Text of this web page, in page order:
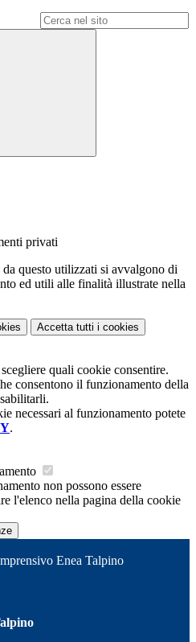
privati
questo utilizzati si avvalgono di
ed utili alle finalità illustrate nella
Accetta tutti i cookies
quali cookie consentire.
consentono il funzionamento della
necessari al funzionamento potete
.
non possono essere
l'elenco nella pagina della cookie
Enea Talpino